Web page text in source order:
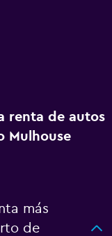
renta de autos
Mulhouse
más
de